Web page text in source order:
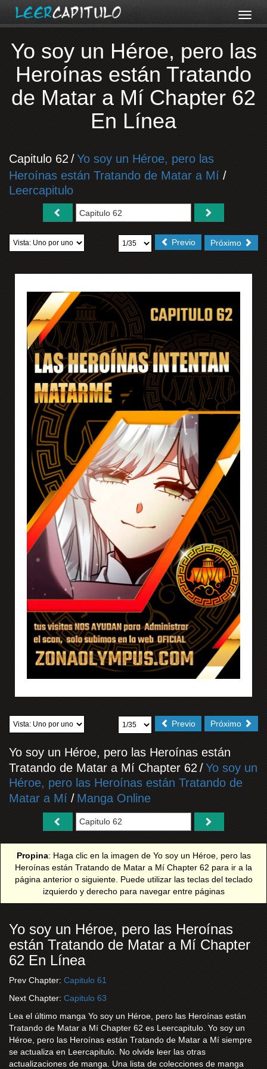
Yo soy un Héroe, pero las
Heroínas están Tratando
de Matar a Mí Chapter 62
En Línea
Capitulo 62 /Yo soy un Héroe, pero las
Heroínas están Tratando de Matar a Mí /
Leercapitulo
Próximo
Previo
Próximo
Previo
Yo soy un Héroe, pero las Heroínas están
Tratando de Matar a Mí Chapter 62 /Yo soy un
Héroe, pero las Heroínas están Tratando de
Matar a Mí / Manga Online
Propina: Haga clic en la imagen de Yo soy un Héroe, pero las
Heroínas están Tratando de Matar a Mí Chapter 62 para ir a la
página anterior o siguiente. Puede utilizar las teclas del teclado
izquierdo y derecho para navegar entre páginas
Yo soy un Héroe, pero las Heroínas
están Tratando de Matar a Mí Chapter
62 En Línea
Prev Chapter: Capitulo 61
Next Chapter: Capitulo 63
Lea el último manga Yo soy un Héroe, pero las Heroínas están
Tratando de Matar a Mí Chapter 62 es Leercapitulo. Yo soy un
Héroe, pero las Heroínas están Tratando de Matar a Mí siempre
se actualiza en Leercapitulo. No olvide leer las otras
actualizaciones de manga. Una lista de colecciones de manga